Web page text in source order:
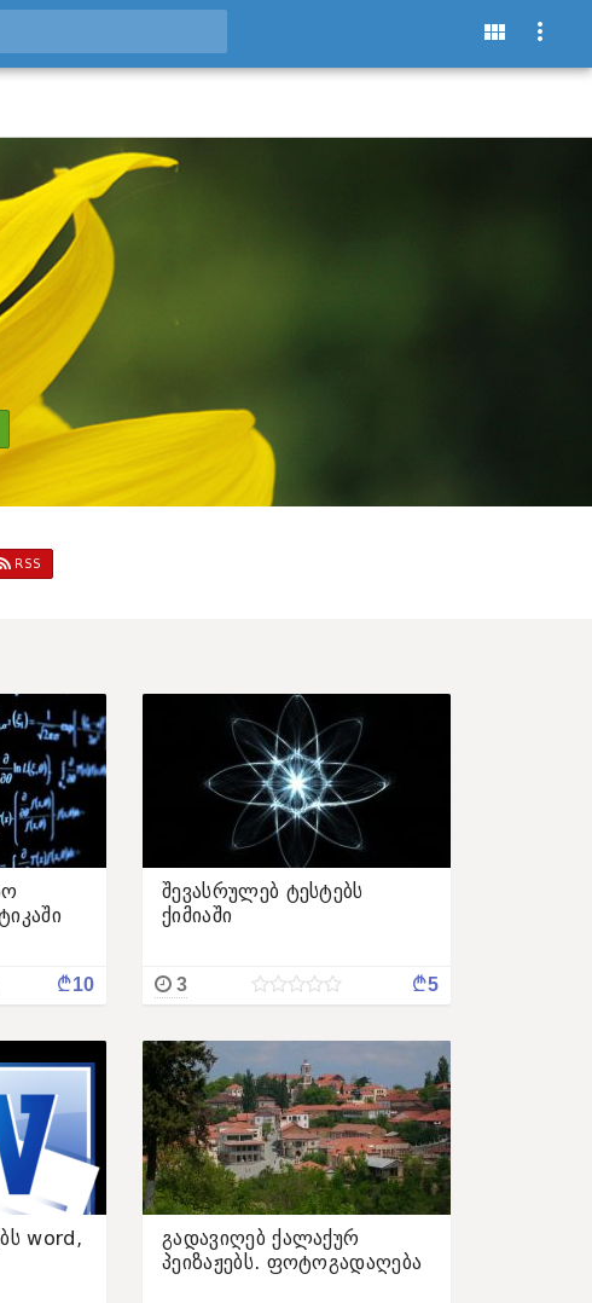
RSS
¢10
შევასრულებ ტესტებს
ქიმიაში
3 ¢5
word,
გადავიღებ ქალაქურ
პეიზაჟებს. ფოტოგადაღება